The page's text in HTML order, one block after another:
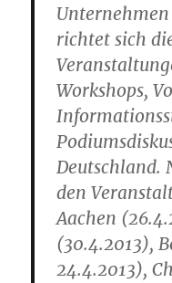
richtet sich
Workshops,
Deutschland.
den
Aachen
(30.4.2013),
24.4.2013),